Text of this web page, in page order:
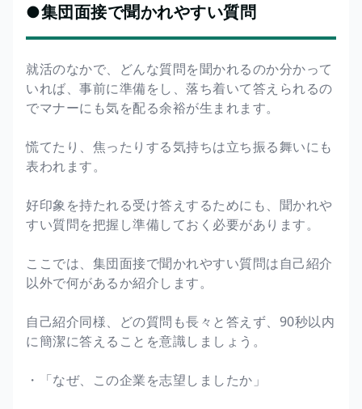
●集団面接で聞かれやすい質問
就活のなかで、どんな質問を聞かれるのか分かって
いれば、事前に準備をし、落ち着いて答えられるの
でマナーにも気を配る余裕が生まれます。
慌てたり、焦ったりする気持ちは立ち振る舞いにも
表われます。
好印象を持たれる受け答えするためにも、聞かれや
すい質問を把握し準備しておく必要があります。
ここでは、集団面接で聞かれやすい質問は自己紹介
以外で何があるか紹介します。
自己紹介同様、どの質問も長々と答えず、90秒以内
に簡潔に答えることを意識しましょう。
・「なぜ、この企業を志望しましたか」